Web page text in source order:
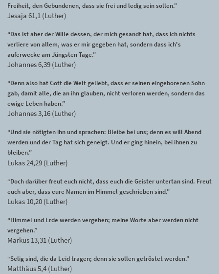
Freiheit, den Gebundenen, dass sie frei und ledig sein sollen.”
Jesaja 61,1 (Luther)
“Das ist aber der Wille dessen, der mich gesandt hat, dass ich nichts
verliere von allem, was er mir gegeben hat, sondern dass ich's
auferwecke am Jüngsten Tage.”
Johannes 6,39 (Luther)
“Denn also hat Gott die Welt geliebt, dass er seinen eingeborenen Sohn
gab, damit alle, die an ihn glauben, nicht verloren werden, sondern das
ewige Leben haben.”
Johannes 3,16 (Luther)
“Und sie nötigten ihn und sprachen: Bleibe bei uns; denn es will Abend
werden und der Tag hat sich geneigt. Und er ging hinein, bei ihnen zu
bleiben.”
Lukas 24,29 (Luther)
“Doch darüber freut euch nicht, dass euch die Geister untertan sind. Freut
euch aber, dass eure Namen im Himmel geschrieben sind.”
Lukas 10,20 (Luther)
“Himmel und Erde werden vergehen; meine Worte aber werden nicht
vergehen.”
Markus 13,31 (Luther)
“Selig sind, die da Leid tragen; denn sie sollen getröstet werden.”
Matthäus 5,4 (Luther)